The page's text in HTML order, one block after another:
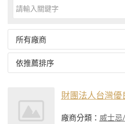
所有廠商
依推薦排序
財團法人台灣
廠商分類： 威士